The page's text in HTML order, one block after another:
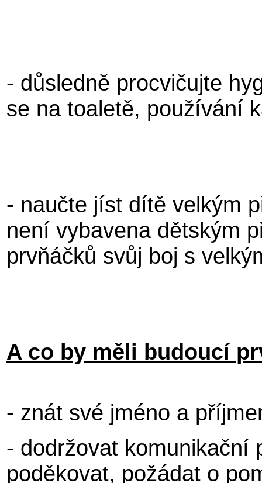
- důsledně procvičujte
se na toaletě, používání
- naučte jíst dítě velkým
není vybavena dětským
prvňáčků svůj boj s
A co by měli budoucí
- znát své jméno a
- dodržovat komunikační
poděkovat, požádat o